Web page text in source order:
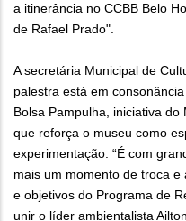
a itinerância no CCBB Belo
de Rafael Prado".
A secretária Municipal de
palestra está em
Bolsa Pampulha, iniciativa do
que reforça o museu como
experimentação. “É com
mais um momento de troca
e objetivos do Programa de
unir o líder ambientalista